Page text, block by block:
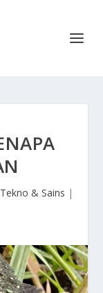
Tekno & Sains |